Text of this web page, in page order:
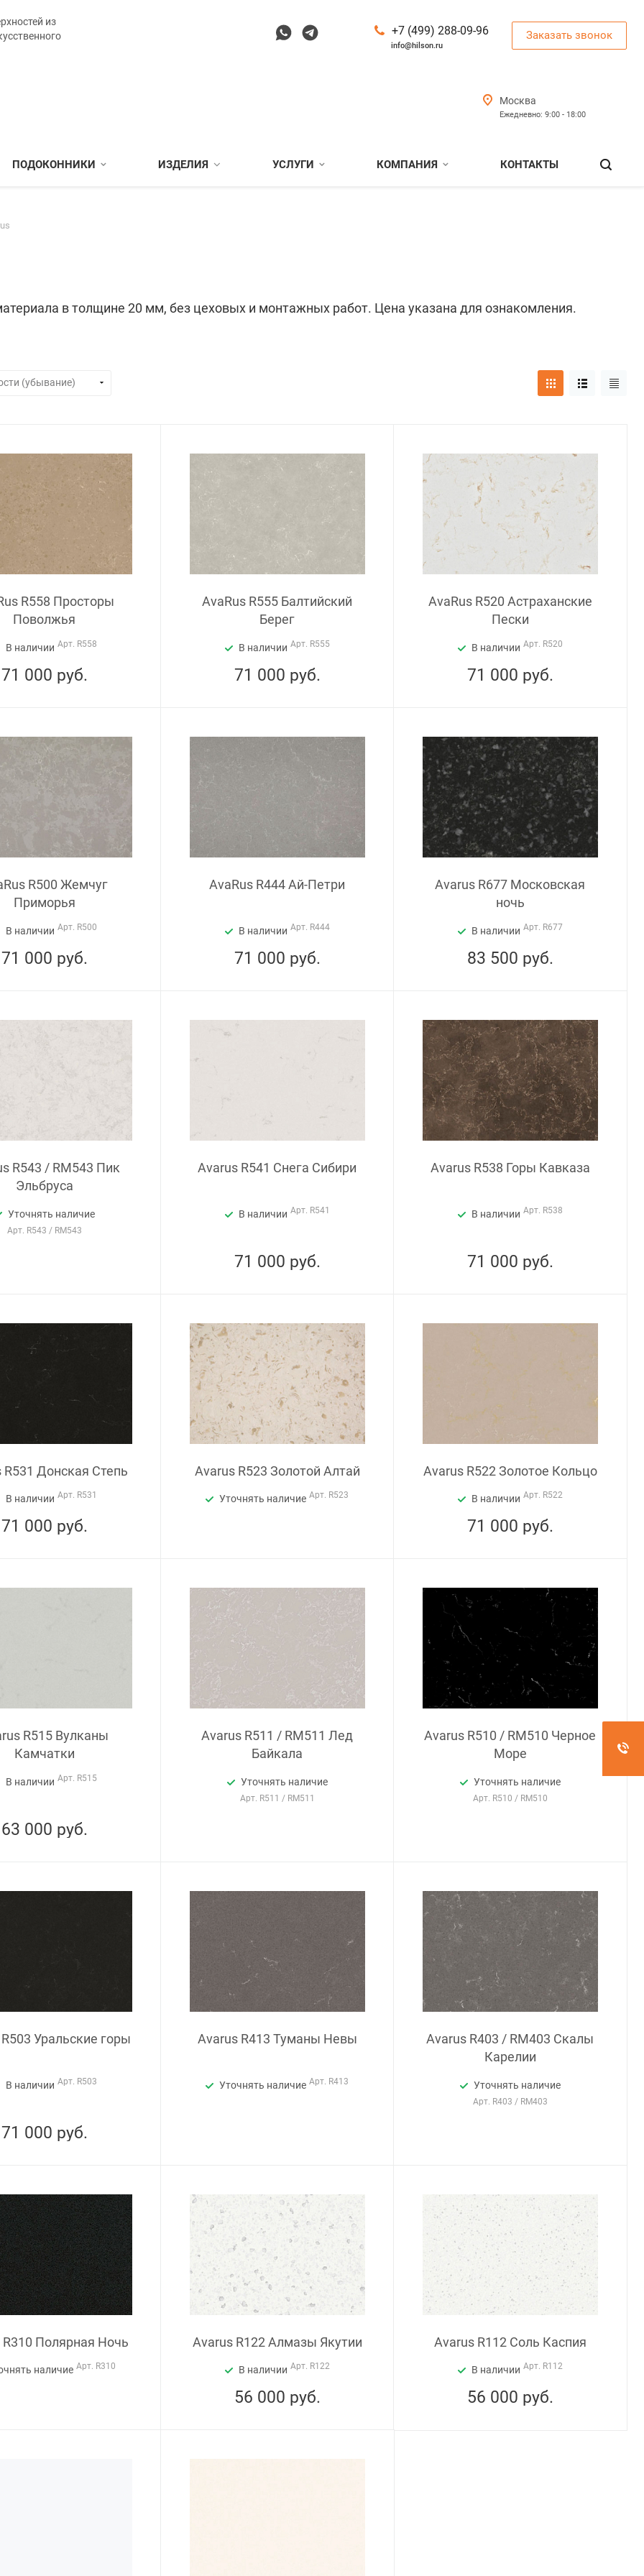
из
+7 (499) 288-09-96
info@hilson.ru
Заказать звонок
Москва
Ежедневно: 9:00 - 18:00
ПОДОКОННИКИ ИЗДЕЛИЯ УСЛУГИ КОМПАНИЯ КОНТАКТЫ
в толщине 20 мм, без цеховых и монтажных работ. Цена указана для ознакомления.
R558 Просторы
Поволжья
В наличии Арт. R558
71 000 руб.
AvaRus R555 Балтийский
Берег
В наличии Арт. R555
71 000 руб.
AvaRus R520 Астраханские
Пески
В наличии Арт. R520
71 000 руб.
R500 Жемчуг
Приморья
В наличии Арт. R500
71 000 руб.
AvaRus R444 Ай-Петри
В наличии Арт. R444
71 000 руб.
Avarus R677 Московская
ночь
В наличии Арт. R677
83 500 руб.
R543 / RM543 Пик
Эльбруса
Уточнять наличие
Арт. R543 / RM543
Avarus R541 Снега Сибири
В наличии Арт. R541
71 000 руб.
Avarus R538 Горы Кавказа
В наличии Арт. R538
71 000 руб.
R531 Донская Степь
В наличии Арт. R531
71 000 руб.
Avarus R523 Золотой Алтай
Уточнять наличие Арт. R523
Avarus R522 Золотое Кольцо
В наличии Арт. R522
71 000 руб.
R515 Вулканы
Камчатки
В наличии Арт. R515
63 000 руб.
Avarus R511 / RM511 Лед
Байкала
Уточнять наличие
Арт. R511 / RM511
Avarus R510 / RM510 Черное
Море
Уточнять наличие
Арт. R510 / RM510
Уральские горы
В наличии Арт. R503
71 000 руб.
Avarus R413 Туманы Невы
Уточнять наличие Арт. R413
Avarus R403 / RM403 Скалы
Карелии
Уточнять наличие
Арт. R403 / RM403
R310 Полярная Ночь
наличие Арт. R310
Avarus R122 Алмазы Якутии
В наличии Арт. R122
56 000 руб.
Avarus R112 Соль Каспия
В наличии Арт. R112
56 000 руб.